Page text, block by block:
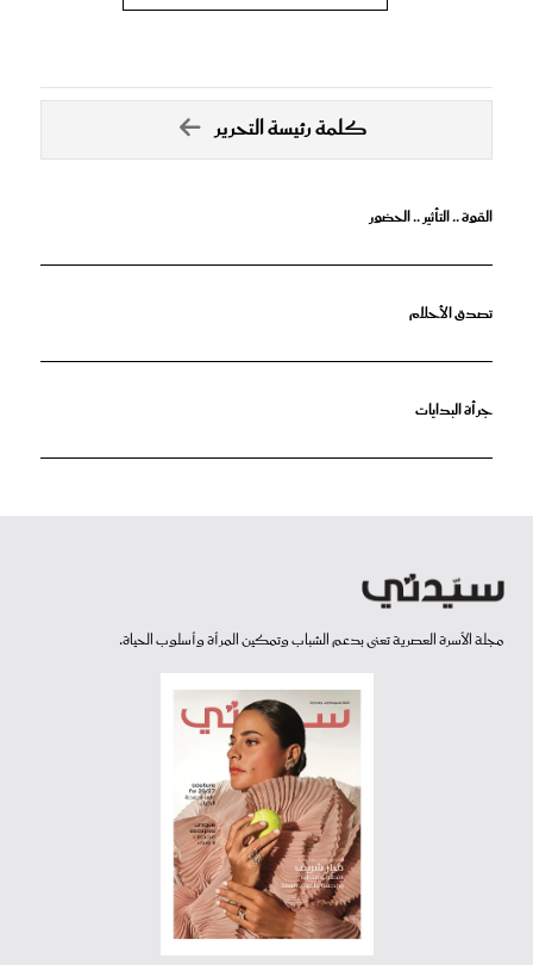
كلمة رئيسة التحرير
القوة .. التأثير .. الحضور
تصدق الأحلام
جرأة البدايات
مجلة الأسرة العصرية تعنى بدعم الشباب وتمكين المرأة وأسلوب الحياة.